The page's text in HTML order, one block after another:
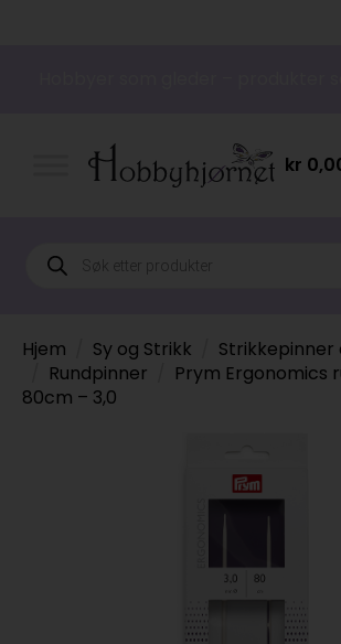
kr
Products
search
Hjem Sy og Strikk
Strikkepinner
Rundpinner
Prym Ergonomics
80cm – 3,0